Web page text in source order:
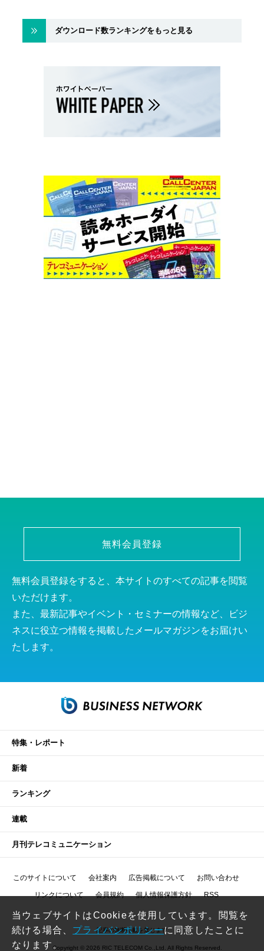
ダウンロード数ランキングをもっと見る
無料会員登録
無料会員登録をすると、本サイトのすべての記事を閲覧
いただけます。
また、最新記事やイベント・セミナーの情報など、ビジ
ネスに役立つ情報を掲載したメールマガジンをお届けい
たします。
特集・レポート
新着
ランキング
連載
月刊テレコミュニケーション
このサイトについて 会社案内 広告掲載について お問い合わせ
リンクについて 会員規約 個人情報保護方針 RSS
記事の無断転載を禁じます
Copyright © 2026 RIC TELECOM Co.,Ltd. All Rights Reserved.
当ウェブサイトはCookieを使用しています。閲覧を
続ける場合、 プライバシポリシーに同意したことに
なります。